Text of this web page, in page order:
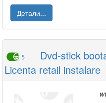
Детали...
5
Dvd-stick
Licenta retail instalare